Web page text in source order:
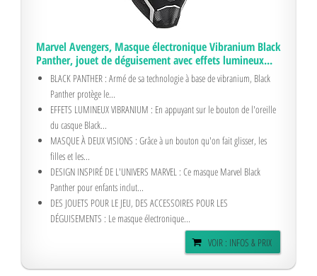
Marvel Avengers, Masque électronique Vibranium Black
Panther, jouet de déguisement avec effets lumineux...
BLACK PANTHER : Armé de sa technologie à base de vibranium, Black
Panther protège le...
EFFETS LUMINEUX VIBRANIUM : En appuyant sur le bouton de l'oreille
du casque Black...
MASQUE À DEUX VISIONS : Grâce à un bouton qu'on fait glisser, les
filles et les...
DESIGN INSPIRÉ DE L'UNIVERS MARVEL : Ce masque Marvel Black
Panther pour enfants inclut...
DES JOUETS POUR LE JEU, DES ACCESSOIRES POUR LES
DÉGUISEMENTS : Le masque électronique...
VOIR : INFOS & PRIX